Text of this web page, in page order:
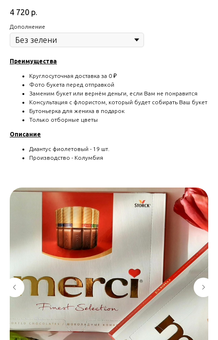
4 720 р.
Дополнение
Преимущества
Круглосуточная доставка за 0 ₽
Фото букета перед отправкой
Заменим букет или вернём деньги, если Вам не понравится
Консультация с флористом, который будет собирать Ваш букет
Бутоньерка для жениха в подарок
Только отборные цветы
Описание
Диантус фиолетовый - 19 шт.
Производство - Колумбия